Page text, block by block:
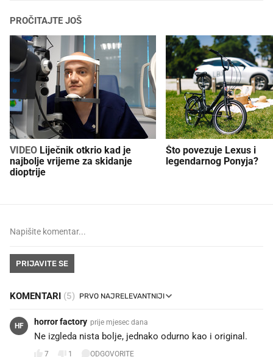
PROČITAJTE JOŠ
VIDEO
najbolje vrijeme za skidanje
dioptrije
Što povezuje Lexus i
legendarnog Ponyja?
PRIJAVITE SE
KOMENTARI (5)
HF horror factory prije mjesec dana
Ne izgleda nista bolje, jednako odurno kao i original.
7 1 ODGOVORITE